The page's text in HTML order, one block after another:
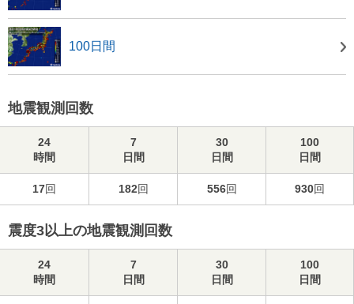
100日間
地震観測回数
24
時間
7
日間
30
日間
100
日間
17回 182回 556回 930回
震度3以上の地震観測回数
24
時間
7
日間
30
日間
100
日間